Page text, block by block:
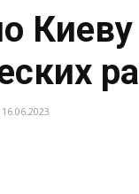
16.06.2023